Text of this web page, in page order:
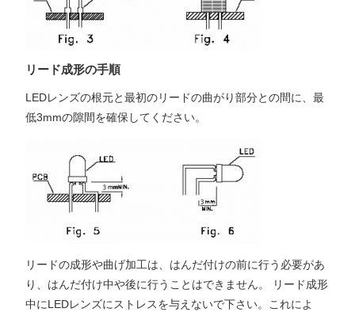
リード成形の手順
LEDレンズの根元と最初のリードの曲がり部分との間に、最
低3mmの隙間を確保してください。
リードの成形や曲げ加工は、はんだ付けの前に行う必要があ
り、はんだ付け中や後に行うことはできません。 リード成形
中にLEDレンズにストレスを与えないで下さい。これによ